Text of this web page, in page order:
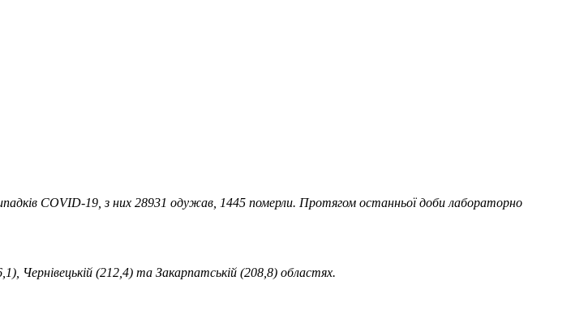
COVID-19, з них 28931 одужав, 1445 померли. Протягом останньої доби лабораторно
Чернівецькій (212,4) та Закарпатській (208,8) областях.